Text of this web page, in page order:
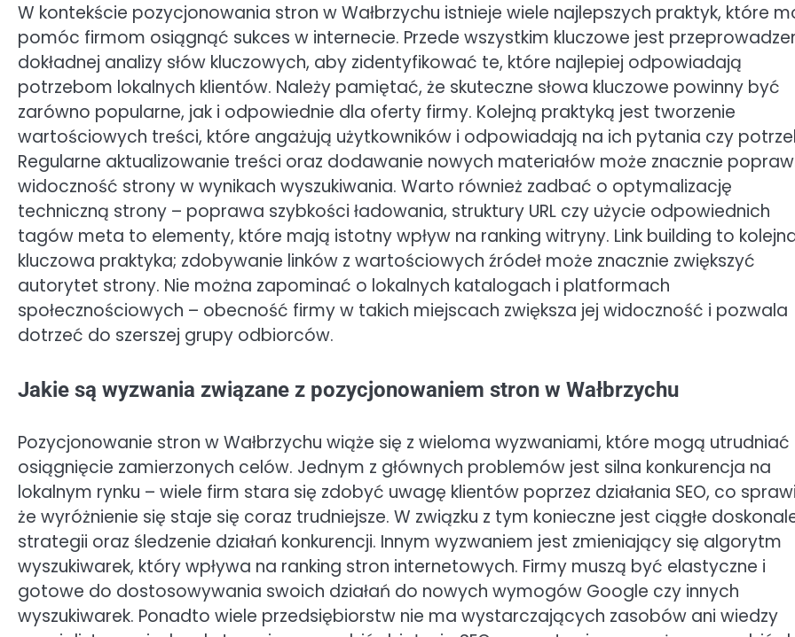
W kontekście pozycjonowania stron w Wałbrzychu istnieje wiele najlepszych praktyk, które
pomóc firmom osiągnąć sukces w internecie. Przede wszystkim kluczowe jest
dokładnej analizy słów kluczowych, aby zidentyfikować te, które najlepiej odpowiadają
potrzebom lokalnych klientów. Należy pamiętać, że skuteczne słowa kluczowe powinny być
zarówno popularne, jak i odpowiednie dla oferty firmy. Kolejną praktyką jest tworzenie
wartościowych treści, które angażują użytkowników i odpowiadają na ich pytania czy
Regularne aktualizowanie treści oraz dodawanie nowych materiałów może znacznie
widoczność strony w wynikach wyszukiwania. Warto również zadbać o optymalizację
techniczną strony – poprawa szybkości ładowania, struktury URL czy użycie odpowiednich
tagów meta to elementy, które mają istotny wpływ na ranking witryny. Link building to
kluczowa praktyka; zdobywanie linków z wartościowych źródeł może znacznie zwiększyć
autorytet strony. Nie można zapominać o lokalnych katalogach i platformach
społecznościowych – obecność firmy w takich miejscach zwiększa jej widoczność i pozwala
dotrzeć do szerszej grupy odbiorców.
Jakie są wyzwania związane z pozycjonowaniem stron w Wałbrzychu
Pozycjonowanie stron w Wałbrzychu wiąże się z wieloma wyzwaniami, które mogą utrudniać
osiągnięcie zamierzonych celów. Jednym z głównych problemów jest silna konkurencja na
lokalnym rynku – wiele firm stara się zdobyć uwagę klientów poprzez działania SEO, co
że wyróżnienie się staje się coraz trudniejsze. W związku z tym konieczne jest ciągłe
strategii oraz śledzenie działań konkurencji. Innym wyzwaniem jest zmieniający się algorytm
wyszukiwarek, który wpływa na ranking stron internetowych. Firmy muszą być elastyczne i
gotowe do dostosowywania swoich działań do nowych wymogów Google czy innych
wyszukiwarek. Ponadto wiele przedsiębiorstw nie ma wystarczających zasobów ani wiedzy